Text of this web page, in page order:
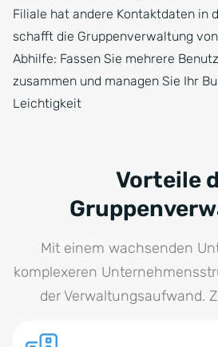
Filiale hat andere Kontaktdaten in
schafft die Gruppenverwaltung
Abhilfe: Fassen Sie mehrere
zusammen und managen Sie Ihr
Leichtigkeit
Vorteile
Mit einem wachsenden
komplexeren
der Verwaltungsaufwand.